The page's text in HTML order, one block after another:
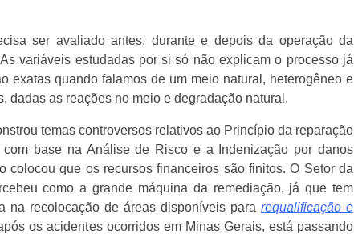
ser avaliado antes, durante e depois da operação da
variáveis estudadas por si só não explicam o processo já
exatas quando falamos de um meio natural, heterogêneo e
dadas as reações no meio e degradação natural.
temas controversos relativos ao Princípio da reparação
com base na Análise de Risco e a Indenização por danos
colocou que os recursos financeiros são finitos. O Setor da
como a grande máquina da remediação, já que tem
na recolocação de áreas disponíveis para requalificação e
os acidentes ocorridos em Minas Gerais, está passando